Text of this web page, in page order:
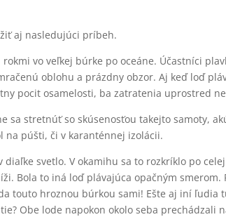
aj nasledujúci príbeh.
vo veľkej búrke po oceáne. Účastníci
oblohu a prázdny obzor. Aj keď loď
pocit osamelosti, ba zatratenia uprostred
sa stretnúť so skúsenosťou takejto samoty,
na púšti, či v karanténnej izolácii.
diaľke svetlo. V okamihu sa to rozkríklo po
Bola to iná loď plávajúca opačným
touto hroznou búrkou sami! Ešte aj iní ľudia
Obe lode napokon okolo seba prechádzali